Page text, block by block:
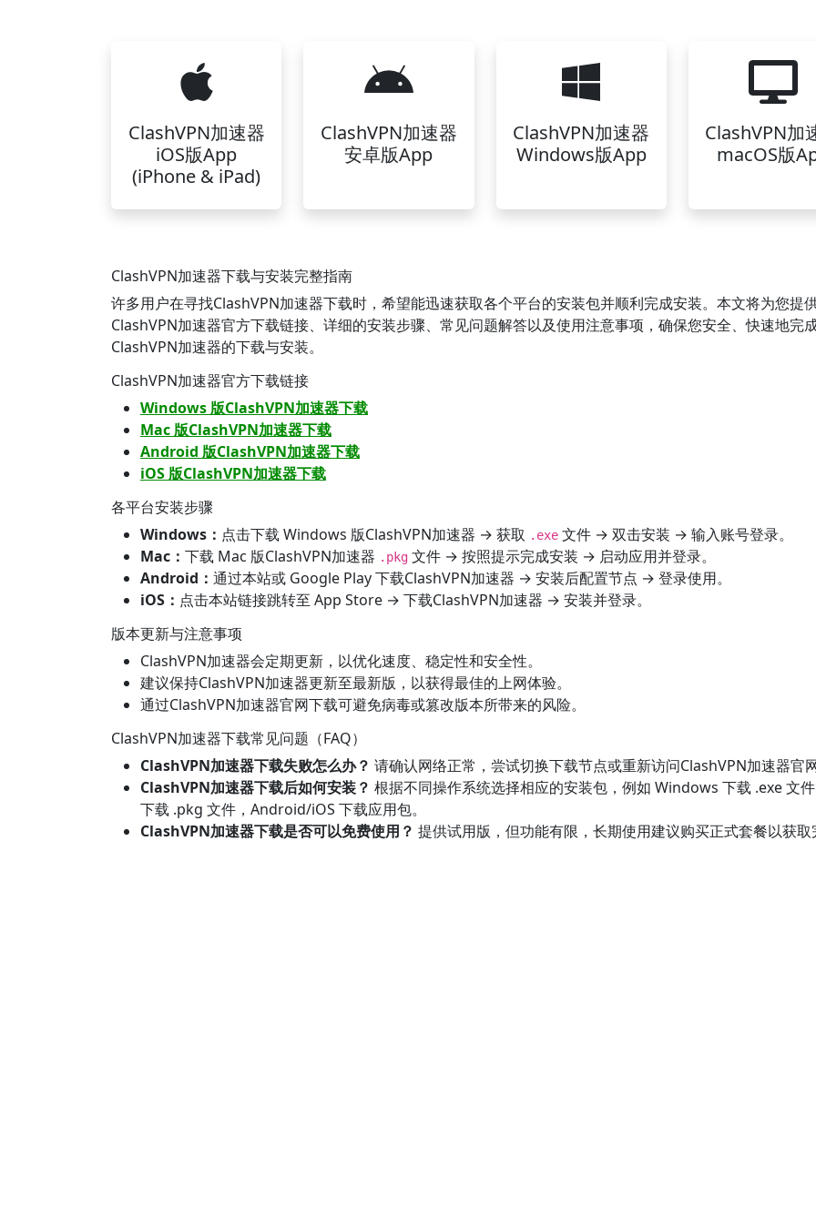
ClashVPN加速器
iOS版App
(iPhone & iPad)
ClashVPN加速器
安卓版App
ClashVPN加速器
Windows版App
ClashVPN加
macOS版
ClashVPN加速器下载与安装完整指南
许多用户在寻找ClashVPN加速器下载时，希望能迅速获取各个平台的安装包并顺利完成安装。本文将为您提
ClashVPN加速器官方下载链接、详细的安装步骤、常见问题解答以及使用注意事项，确保您安全、快速地完
ClashVPN加速器的下载与安装。
ClashVPN加速器官方下载链接
Windows 版ClashVPN加速器下载
Mac 版ClashVPN加速器下载
Android 版ClashVPN加速器下载
iOS 版ClashVPN加速器下载
各平台安装步骤
Windows： 点击下载 Windows 版ClashVPN加速器 → 获取 .exe 文件 → 双击安装 → 输入账号登录。
Mac： 下载 Mac 版ClashVPN加速器 .pkg 文件 → 按照提示完成安装 → 启动应用并登录。
Android： 通过本站或 Google Play 下载ClashVPN加速器 → 安装后配置节点 → 登录使用。
iOS： 点击本站链接跳转至 App Store → 下载ClashVPN加速器 → 安装并登录。
版本更新与注意事项
ClashVPN加速器会定期更新，以优化速度、稳定性和安全性。
建议保持ClashVPN加速器更新至最新版，以获得最佳的上网体验。
通过ClashVPN加速器官网下载可避免病毒或篡改版本所带来的风险。
ClashVPN加速器下载常见问题（FAQ）
ClashVPN加速器下载失败怎么办？ 请确认网络正常，尝试切换下载节点或重新访问ClashVPN加速器官
ClashVPN加速器下载后如何安装？ 根据不同操作系统选择相应的安装包，例如 Windows 下载 .exe 文
下载 .pkg 文件，Android/iOS 下载应用包。
ClashVPN加速器下载是否可以免费使用？ 提供试用版，但功能有限，长期使用建议购买正式套餐以获取